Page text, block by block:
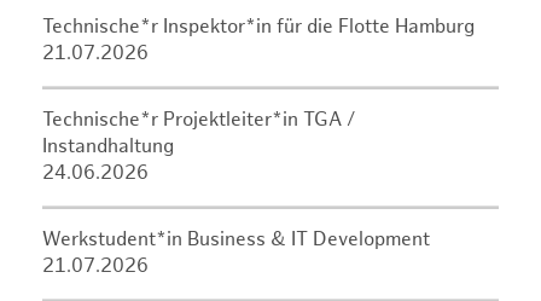
Technische*r Inspektor*in für die Flotte Hamburg
21.07.2026
Technische*r Projektleiter*in TGA /
Instandhaltung
24.06.2026
Werkstudent*in Business & IT Development
21.07.2026